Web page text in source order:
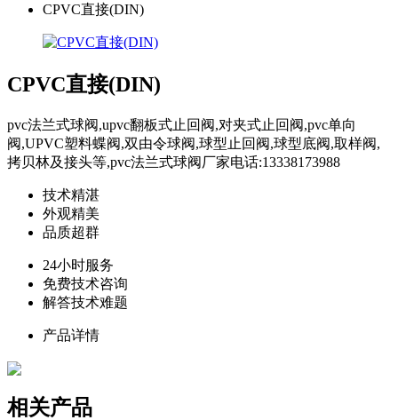
CPVC直接(DIN)
CPVC直接(DIN)
pvc法兰式球阀,upvc翻板式止回阀,对夹式止回阀,pvc单向
阀,UPVC塑料蝶阀,双由令球阀,球型止回阀,球型底阀,取样阀,
拷贝林及接头等,pvc法兰式球阀厂家电话:13338173988
技术精湛
外观精美
品质超群
24小时服务
免费技术咨询
解答技术难题
产品详情
相关产品